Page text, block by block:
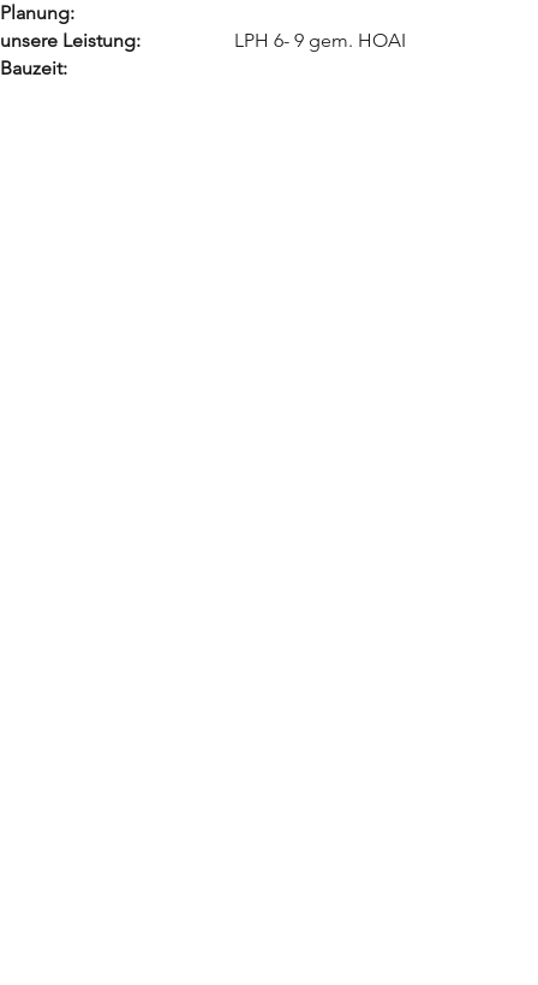
Planung:
unsere Leistung:
Bauzeit:
LPH 6- 9 gem. HOAI